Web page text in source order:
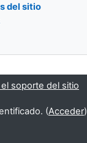
del sitio
soporte del sitio
(Acceder)